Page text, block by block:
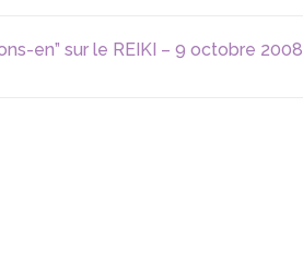
en” sur le REIKI – 9 octobre 2008